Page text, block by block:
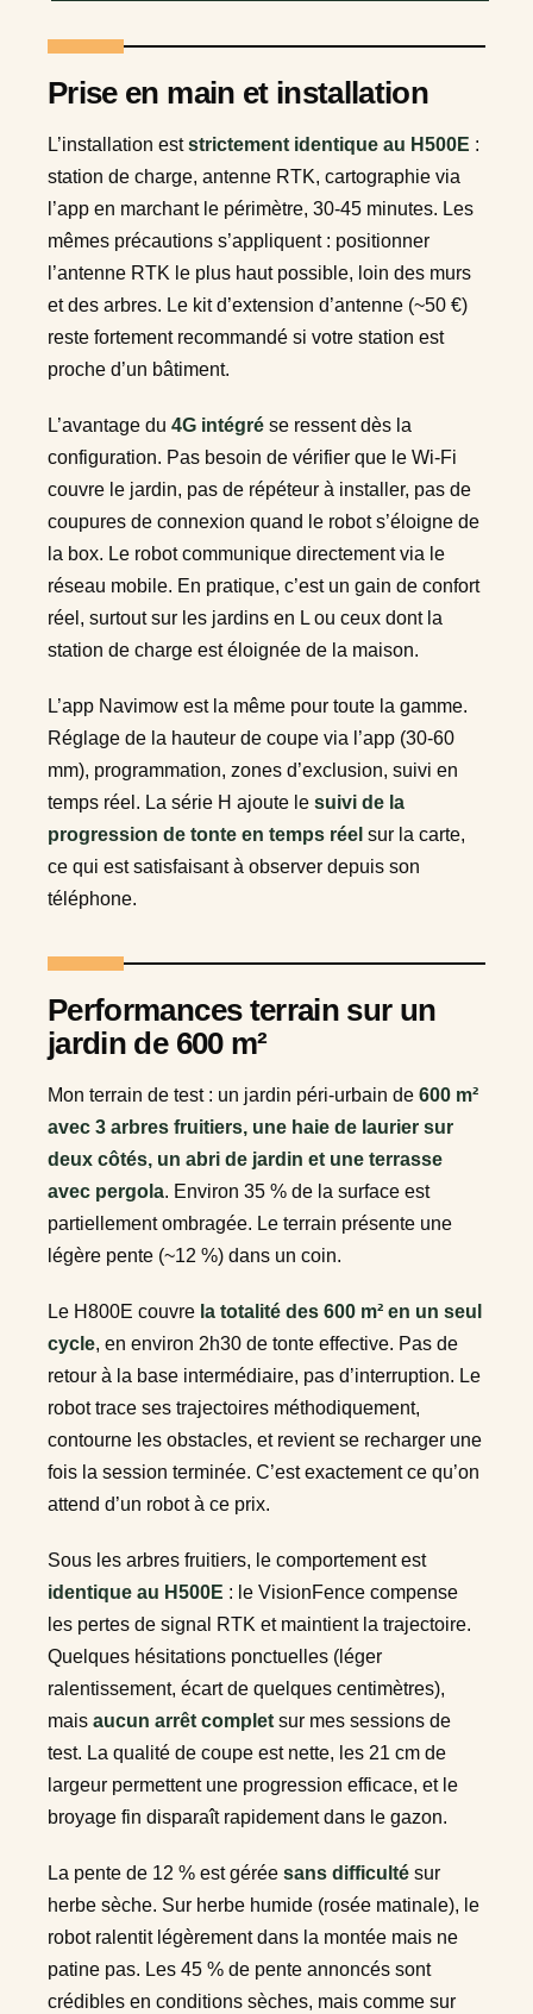
Prise en main et installation
L’installation eststrictement identique au H500E :
station de charge, antenne RTK, cartographie via
l’app en marchant le périmètre, 30-45 minutes. Les
mêmes précautions s’appliquent : positionner
l’antenne RTK le plus haut possible, loin des murs
et des arbres. Le kit d’extension d’antenne (~50 €)
reste fortement recommandé si votre station est
proche d’un bâtiment.
L’avantage du 4G intégré se ressent dès la
configuration. Pas besoin de vérifier que le Wi-Fi
couvre le jardin, pas de répéteur à installer, pas de
coupures de connexion quand le robot s’éloigne de
la box. Le robot communique directement via le
réseau mobile. En pratique, c’est un gain de confort
réel, surtout sur les jardins en L ou ceux dont la
station de charge est éloignée de la maison.
L’app Navimow est la même pour toute la gamme.
Réglage de la hauteur de coupe via l’app (30-60
mm), programmation, zones d’exclusion, suivi en
temps réel. La série H ajoute le suivi de la
progression de tonte en temps réel sur la carte,
ce qui est satisfaisant à observer depuis son
téléphone.
Performances terrain sur un
jardin de 600 m²
Mon terrain de test : un jardin péri-urbain de 600 m²
avec 3 arbres fruitiers, une haie de laurier sur
deux côtés, un abri de jardin et une terrasse
avec pergola. Environ 35 % de la surface est
partiellement ombragée. Le terrain présente une
légère pente (~12 %) dans un coin.
Le H800E couvre la totalité des 600 m² en un seul
cycle, en environ 2h30 de tonte effective. Pas de
retour à la base intermédiaire, pas d’interruption. Le
robot trace ses trajectoires méthodiquement,
contourne les obstacles, et revient se recharger une
fois la session terminée. C’est exactement ce qu’on
attend d’un robot à ce prix.
Sous les arbres fruitiers, le comportement est
identique au H500E : le VisionFence compense
les pertes de signal RTK et maintient la trajectoire.
Quelques hésitations ponctuelles (léger
ralentissement, écart de quelques centimètres),
mais aucun arrêt complet sur mes sessions de
test. La qualité de coupe est nette, les 21 cm de
largeur permettent une progression efficace, et le
broyage fin disparaît rapidement dans le gazon.
La pente de 12 % est gérée sans difficulté sur
herbe sèche. Sur herbe humide (rosée matinale), le
robot ralentit légèrement dans la montée mais ne
patine pas. Les 45 % de pente annoncés sont
crédibles en conditions sèches, mais comme sur